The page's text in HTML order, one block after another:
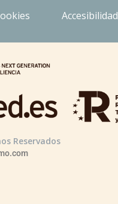
Accesibilidad
Reservados